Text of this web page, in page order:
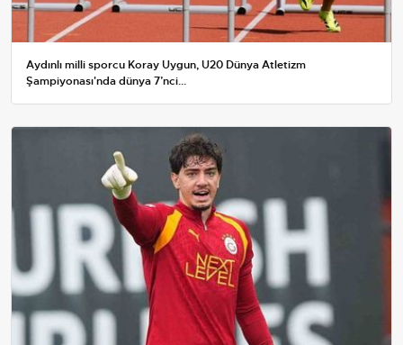
Aydınlı milli sporcu Koray Uygun, U20 Dünya Atletizm
Şampiyonası'nda dünya 7’nci...